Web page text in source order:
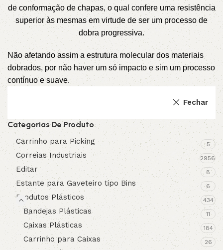
de conformação de chapas, o qual confere uma resistência
superior às mesmas em virtude de ser um processo de
dobra progressiva.
Não afetando assim a estrutura molecular dos materiais
dobrados, por não haver um só impacto e sim um processo
contínuo e suave.
Fechar
Categorias De Produto
Carrinho para Picking 5
Correias Industriais 2956
Editar 8
Estante para Gaveteiro tipo Bins 6
Produtos Plásticos 434
Bandejas Plásticas 11
Caixas Plásticas 184
Carrinho para Caixas 26